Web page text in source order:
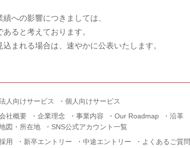
への影響につきましては、
ると考えております。
まれる場合は、速やかに公表いたします。
人向けサービス
個人向けサービス
社概要 企業理念 事業内容 Our Roadmap 沿革
図・所在地
SNS公式アカウント一覧
用 新卒エントリー 中途エントリー よくあるご質問